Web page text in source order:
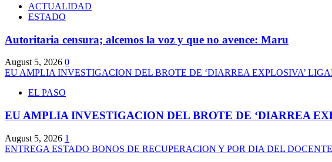
ACTUALIDAD
ESTADO
Autoritaria censura; alcemos la voz y que no avence: Maru
August 5, 2026 0
EU AMPLIA INVESTIGACION DEL BROTE DE ‘DIARREA EXPLOSIVA’
EL PASO
EU AMPLIA INVESTIGACION DEL BROTE DE ‘DIARREA
August 5, 2026 1
ENTREGA ESTADO BONOS DE RECUPERACION Y POR DIA DEL